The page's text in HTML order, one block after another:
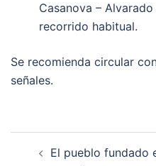
Casanova –
recorrido habitual.
Se recomienda circular
señales.
navigation
El pueblo fundado